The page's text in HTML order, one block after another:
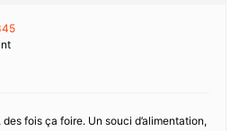
des fois ça foire. Un souci d’alimentation,